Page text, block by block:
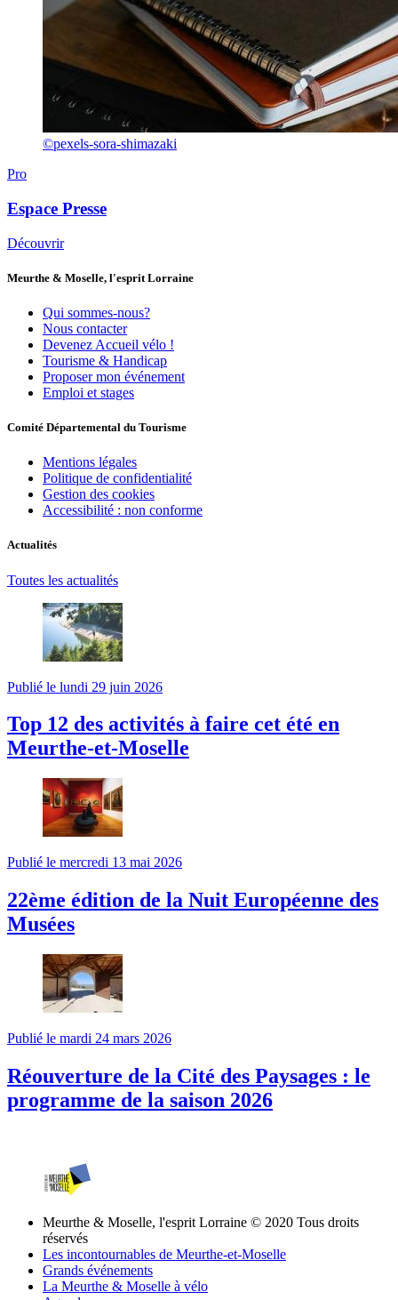
©pexels-sora-shimazaki
Pro
Espace Presse
Découvrir
Meurthe & Moselle, l'esprit Lorraine
Qui sommes-nous?
Nous contacter
Devenez Accueil vélo !
Tourisme & Handicap
Proposer mon événement
Emploi et stages
Comité Départemental du Tourisme
Mentions légales
Politique de confidentialité
Gestion des cookies
Accessibilité : non conforme
Actualités
Toutes les actualités
Publié le lundi 29 juin 2026
Top 12 des activités à faire cet été en
Meurthe-et-Moselle
Publié le mercredi 13 mai 2026
22ème édition de la Nuit Européenne des
Musées
Publié le mardi 24 mars 2026
Réouverture de la Cité des Paysages : le
programme de la saison 2026
Meurthe & Moselle, l'esprit Lorraine © 2020 Tous droits
réservés
Les incontournables de Meurthe-et-Moselle
Grands événements
La Meurthe & Moselle à vélo